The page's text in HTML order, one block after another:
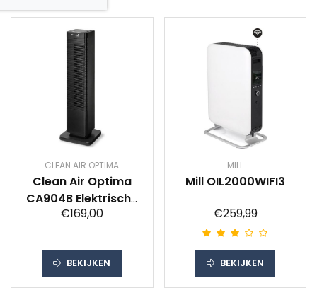
CLEAN AIR OPTIMA
Clean Air Optima
CA904B Elektrische
kachel
€169,00
BEKIJKEN
MILL
Mill OIL2000WIFI3
€259,99
BEKIJKEN